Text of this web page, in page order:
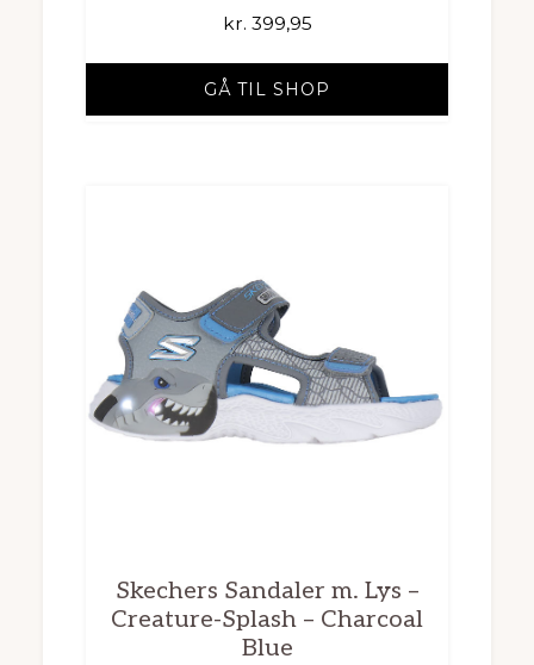
kr. 399,95
GÅ TIL SHOP
Skechers Sandaler m. Lys –
Creature-Splash – Charcoal
Blue